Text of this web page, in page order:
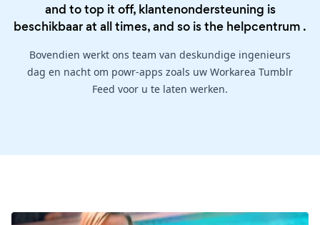
and to top it off, klantenondersteuning is
beschikbaar at all times, and so is the helpcentrum .
Bovendien werkt ons team van deskundige ingenieurs
dag en nacht om powr-apps zoals uw Workarea Tumblr
Feed voor u te laten werken.